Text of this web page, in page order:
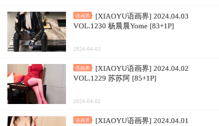
语画界
[XIAOYU语画界] 2024.04.03
VOL.1230 杨晨晨Yome [83+1P]
2024-04-03
语画界
[XIAOYU语画界] 2024.04.02
VOL.1229 苏苏阿 [85+1P]
2024-04-02
语画界
[XIAOYU语画界] 2024.04.01